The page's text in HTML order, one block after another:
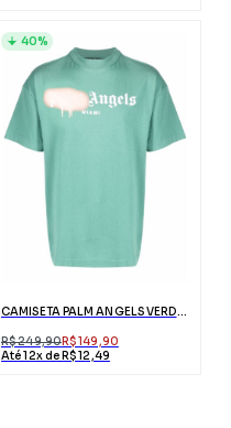
CAMISETA PALM ANGELS VERDE MIAMI COM LOGO
R$ 249,90R$ 149,90
Até 12x de R$ 12,49
40%